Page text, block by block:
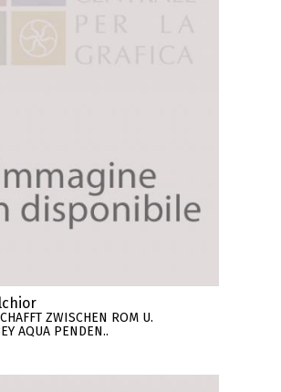
ZWISCHEN ROM U.
AQUA PENDEN..